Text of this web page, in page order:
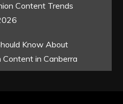
Content Trends
Know About
Content in Canberra